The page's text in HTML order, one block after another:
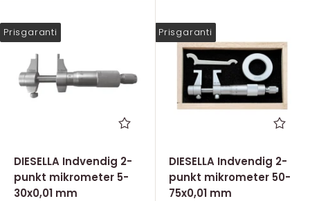
Prisgaranti
DIESELLA Indvendig 2-
punkt mikrometer 5-
30x0,01 mm
Prisgaranti
DIESELLA Indvendig 2-
punkt mikrometer 50-
75x0,01 mm